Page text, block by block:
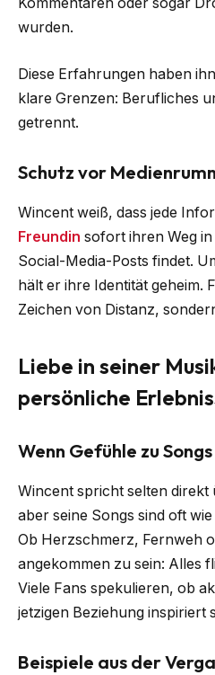
wurden.
Diese Erfahrungen haben
klare Grenzen: Berufliches
getrennt.
Schutz vor
Wincent weiß, dass jede
Freundin sofort ihren Weg
Social-Media-Posts findet.
hält er ihre Identität geheim.
Zeichen von Distanz,
Liebe in seiner
persönliche
Wenn Gefühle zu
Wincent spricht selten direkt
aber seine Songs sind oft
Ob Herzschmerz, Fernweh
angekommen zu sein: Alles
Viele Fans spekulieren, ob
jetzigen Beziehung inspiriert
Beispiele aus der